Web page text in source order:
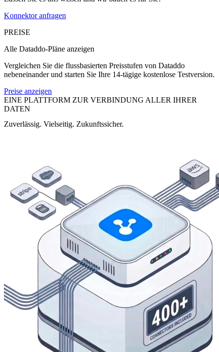
Konnektor anfragen
PREISE
Alle Dataddo-Pläne anzeigen
Vergleichen Sie die flussbasierten Preisstufen von Dataddo
nebeneinander und starten Sie Ihre 14-tägige kostenlose Testversion.
Preise anzeigen
EINE PLATTFORM ZUR VERBINDUNG ALLER IHRER
DATEN
Zuverlässig. Vielseitig. Zukunftssicher.